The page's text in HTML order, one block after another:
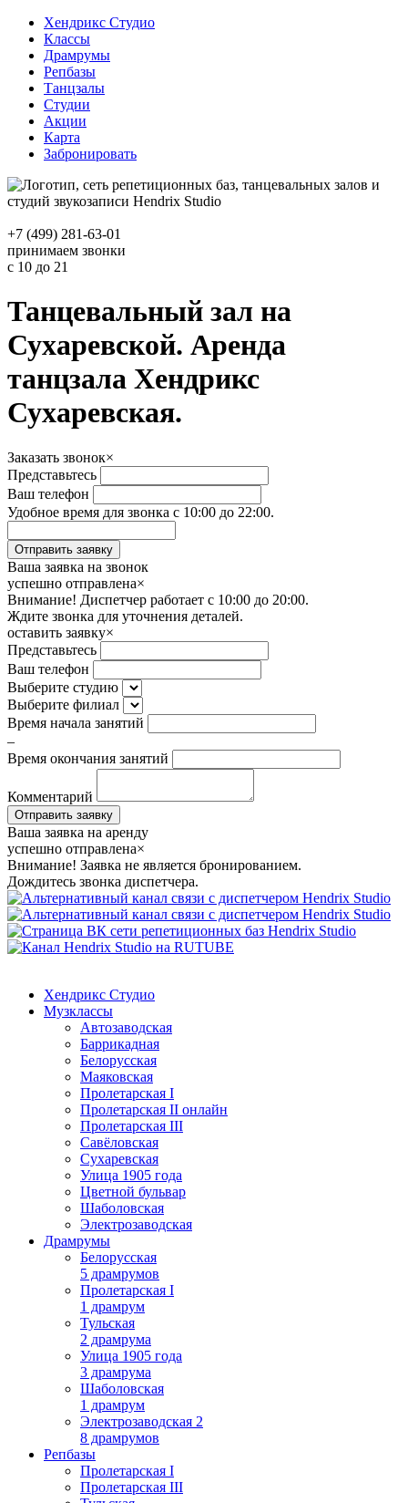
Хендрикс Студио
Классы
Драмрумы
Репбазы
Танцзалы
Студии
Акции
Карта
Забронировать
+7 (499) 281-63-01
принимаем звонки
с 10 до 21
Танцевальный зал на
Сухаревской. Аренда
танцзала Хендрикс
Сухаревская.
Заказать звонок×
Представьтесь
Ваш телефон
Удобное время для звонка с 10:00 до 22:00.
Ваша заявка на звонок
успешно отправлена×
Внимание! Диспетчер работает с 10:00 до 20:00.
Ждите звонка для уточнения деталей.
оставить заявку×
Представьтесь
Ваш телефон
Выберите студию
Выберите филиал
Время начала занятий
–
Время окончания занятий
Комментарий
Ваша заявка на аренду
успешно отправлена×
Внимание! Заявка не является бронированием.
Дождитесь звонка диспетчера.
Хендрикс Студио
Музклассы
Автозаводская
Баррикадная
Белорусская
Маяковская
Пролетарская I
Пролетарская II онлайн
Пролетарская III
Савёловская
Сухаревская
Улица 1905 года
Цветной бульвар
Шаболовская
Электрозаводская
Драмрумы
Белорусская
5 драмрумов
Пролетарская I
1 драмрум
Тульская
2 драмрума
Улица 1905 года
3 драмрума
Шаболовская
1 драмрум
Электрозаводская 2
8 драмрумов
Репбазы
Пролетарская I
Пролетарская III